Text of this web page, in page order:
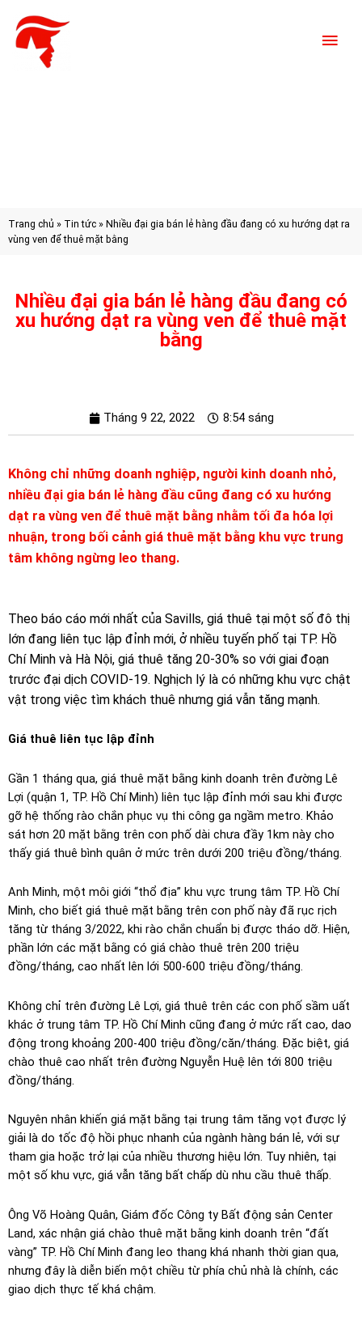
Trang chủ » Tin tức » Nhiều đại gia bán lẻ hàng đầu đang có xu hướng dạt ra
vùng ven để thuê mặt bằng
Nhiều đại gia bán lẻ hàng đầu đang có
xu hướng dạt ra vùng ven để thuê mặt
bằng
Tháng 9 22, 2022 8:54 sáng
Không chỉ những doanh nghiệp, người kinh doanh nhỏ,
nhiều đại gia bán lẻ hàng đầu cũng đang có xu hướng
dạt ra vùng ven để thuê mặt bằng nhằm tối đa hóa lợi
nhuận, trong bối cảnh giá thuê mặt bằng khu vực trung
tâm không ngừng leo thang.
Theo báo cáo mới nhất của Savills, giá thuê tại một số đô thị
lớn đang liên tục lập đỉnh mới, ở nhiều tuyến phố tại TP. Hồ
Chí Minh và Hà Nội, giá thuê tăng 20-30% so với giai đoạn
trước đại dịch COVID-19. Nghịch lý là có những khu vực chật
vật trong việc tìm khách thuê nhưng giá vẫn tăng mạnh.
Giá thuê liên tục lập đỉnh
Gần 1 tháng qua, giá thuê mặt bằng kinh doanh trên đường Lê
Lợi (quận 1, TP. Hồ Chí Minh) liên tục lập đỉnh mới sau khi được
gỡ hệ thống rào chắn phục vụ thi công ga ngầm metro. Khảo
sát hơn 20 mặt bằng trên con phố dài chưa đầy 1km này cho
thấy giá thuê bình quân ở mức trên dưới 200 triệu đồng/tháng.
Anh Minh, một môi giới “thổ địa” khu vực trung tâm TP. Hồ Chí
Minh, cho biết giá thuê mặt bằng trên con phố này đã rục rịch
tăng từ tháng 3/2022, khi rào chắn chuẩn bị được tháo dỡ. Hiện,
phần lớn các mặt bằng có giá chào thuê trên 200 triệu
đồng/tháng, cao nhất lên lới 500-600 triệu đồng/tháng.
Không chỉ trên đường Lê Lợi, giá thuê trên các con phố sầm uất
khác ở trung tâm TP. Hồ Chí Minh cũng đang ở mức rất cao, dao
động trong khoảng 200-400 triệu đồng/căn/tháng. Đặc biệt, giá
chào thuê cao nhất trên đường Nguyễn Huệ lên tới 800 triệu
đồng/tháng.
Nguyên nhân khiến giá mặt bằng tại trung tâm tăng vọt được lý
giải là do tốc độ hồi phục nhanh của ngành hàng bán lẻ, với sự
tham gia hoặc trở lại của nhiều thương hiệu lớn. Tuy nhiên, tại
một số khu vực, giá vẫn tăng bất chấp dù nhu cầu thuê thấp.
Ông Võ Hoàng Quân, Giám đốc Công ty Bất động sản Center
Land, xác nhận giá chào thuê mặt bằng kinh doanh trên “đất
vàng” TP. Hồ Chí Minh đang leo thang khá nhanh thời gian qua,
nhưng đây là diễn biến một chiều từ phía chủ nhà là chính, các
giao dịch thực tế khá chậm.